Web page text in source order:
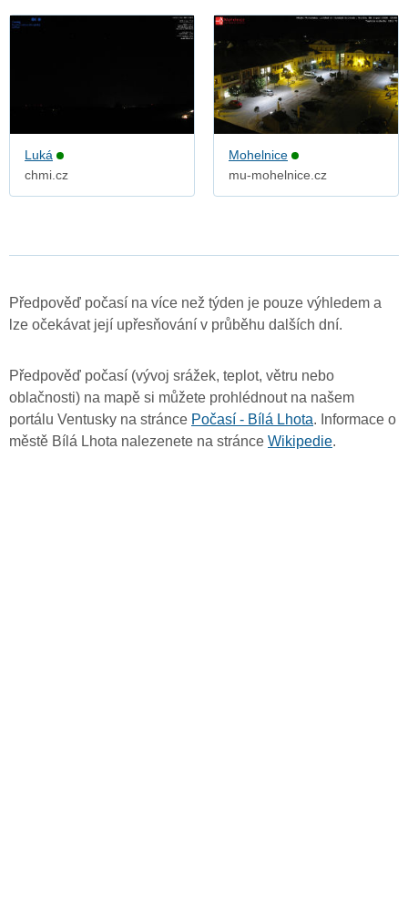
Luká
chmi.cz
Mohelnice
mu-mohelnice.cz
Předpověď počasí na více než týden je pouze výhledem a
lze očekávat její upřesňování v průběhu dalších dní.
Předpověď počasí (vývoj srážek, teplot, větru nebo
oblačnosti) na mapě si můžete prohlédnout na našem
portálu Ventusky na stránce Počasí - Bílá Lhota. Informace o
městě Bílá Lhota nalezenete na stránce Wikipedie.